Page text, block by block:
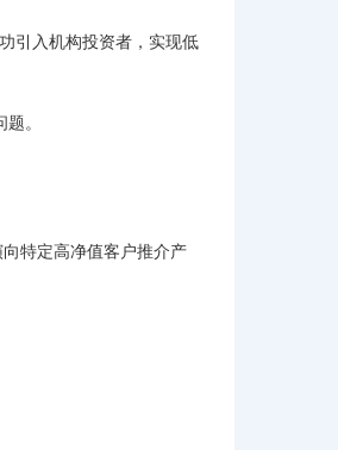
引入机构投资者，实现低
。
特定高净值客户推介产